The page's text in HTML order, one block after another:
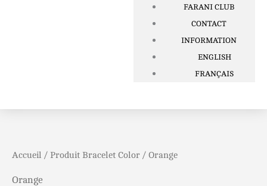
FARANI CLUB
CONTACT
INFORMATION
ENGLISH
FRANÇAIS
Accueil / Produit Bracelet Color / Orange
Orange